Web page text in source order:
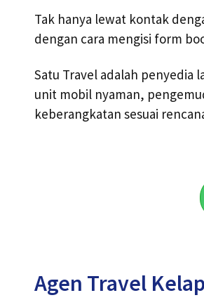
Tak hanya lewat kontak
dengan cara mengisi form
Satu Travel adalah penyedia
unit mobil nyaman,
keberangkatan sesuai
Agen Travel